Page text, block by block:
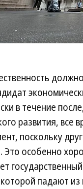
в течение
развития, все
поскольку
Это особенно
падают из